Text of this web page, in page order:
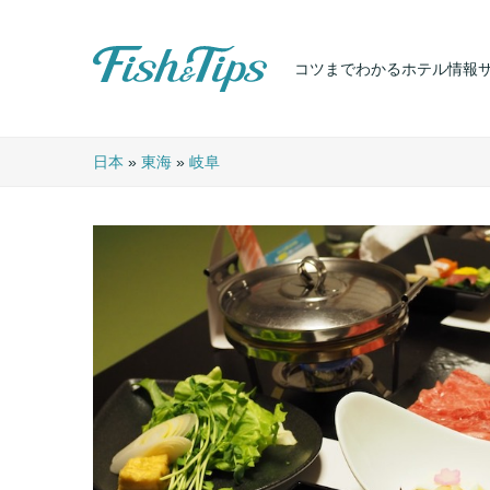
コツまでわかるホテル情報
日本 » 東海» 岐阜